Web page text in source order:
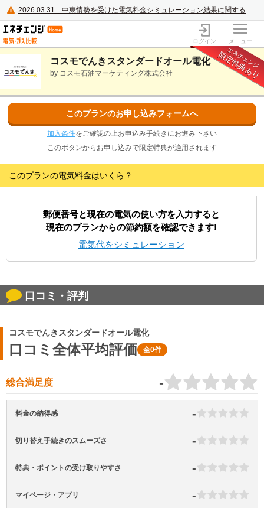
2026.03.31 中東情勢を受けた電気料金シミュレーション結果に関するご案内
電力・ガス比較サイト エネチェンジ
ログイン メニュー
コスモでんきスタンダードオール電化
by コスモ石油マーケティング株式会社
エネチェンジ
限定特典あり
このプランのお申し込みフォームへ
加入条件をご確認の上お申込み手続きにお進み下さい
このボタンからお申し込みで限定特典が適用されます
このプランの電気料金はいくら？
郵便番号と現在の電気の使い方を入力すると
現在のプランからの節約額を確認できます!
電気代をシミュレーション
口コミ・評判
コスモでんきスタンダードオール電化
口コミ全体平均評価 全0件
総合満足度 -
料金の納得感 -
切り替え手続きのスムーズさ -
特典・ポイントの受け取りやすさ -
マイページ・アプリ -